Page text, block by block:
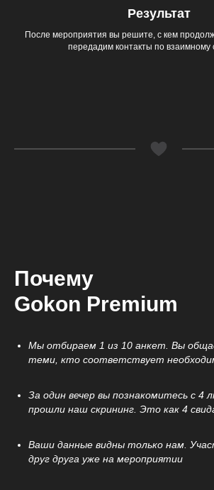
Результат
После мероприятия вы решите, с кем
передадим контакты по взаимному
Почему
Gokon Premium
Мы отбираем 1 из 10 анкет. Вы
теми, кто соответствует
За один вечер вы познакомитесь с 4
прошли наш скрининг. Это как 4
Ваши данные видны только нам.
друг друга уже на мероприятии